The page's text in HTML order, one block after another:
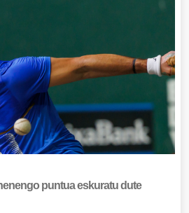
puntua eskuratu dute